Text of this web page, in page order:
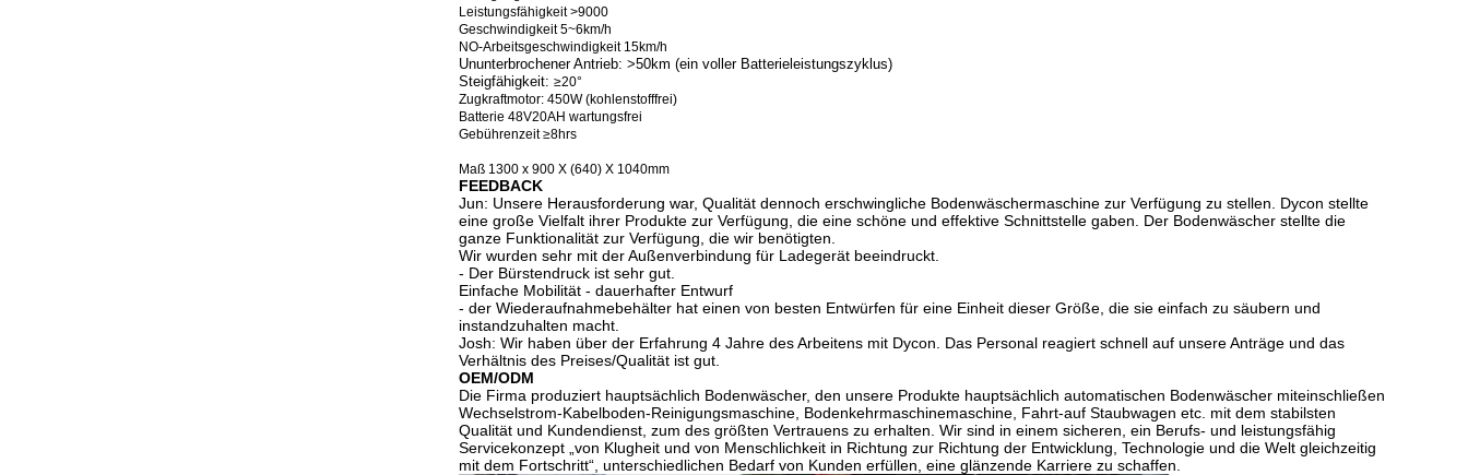
Leistungsfähigkeit >9000
Geschwindigkeit 5~6km/h
NO-Arbeitsgeschwindigkeit 15km/h
Ununterbrochener Antrieb: >50km (ein voller Batterieleistungszyklus)
Steigfähigkeit: ≥20°
Zugkraftmotor: 450W (kohlenstofffrei)
Batterie 48V20AH wartungsfrei
Gebührenzeit ≥8hrs
Maß 1300 x 900 X (640) X 1040mm
FEEDBACK
Jun: Unsere Herausforderung war, Qualität dennoch erschwingliche Bodenwäschermaschine zur Verfügung zu stellen. Dycon stellte
eine große Vielfalt ihrer Produkte zur Verfügung, die eine schöne und effektive Schnittstelle gaben. Der Bodenwäscher stellte die
ganze Funktionalität zur Verfügung, die wir benötigten.
Wir wurden sehr mit der Außenverbindung für Ladegerät beeindruckt.
- Der Bürstendruck ist sehr gut.
Einfache Mobilität - dauerhafter Entwurf
- der Wiederaufnahmebehälter hat einen von besten Entwürfen für eine Einheit dieser Größe, die sie einfach zu säubern und
instandzuhalten macht.
Josh: Wir haben über der Erfahrung 4 Jahre des Arbeitens mit Dycon. Das Personal reagiert schnell auf unsere Anträge und das
Verhältnis des Preises/Qualität ist gut.
OEM/ODM
Die Firma produziert hauptsächlich Bodenwäscher, den unsere Produkte hauptsächlich automatischen Bodenwäscher miteinschließen
Wechselstrom-Kabelboden-Reinigungsmaschine, Bodenkehrmaschinemaschine, Fahrt-auf Staubwagen etc. mit dem stabilsten
Qualität und Kundendienst, zum des größten Vertrauens zu erhalten. Wir sind in einem sicheren, ein Berufs- und leistungsfähig
Servicekonzept „von Klugheit und von Menschlichkeit in Richtung zur Richtung der Entwicklung, Technologie und die Welt gleichzeitig
mit dem Fortschritt“, unterschiedlichen Bedarf von Kunden erfüllen, eine glänzende Karriere zu schaffen.